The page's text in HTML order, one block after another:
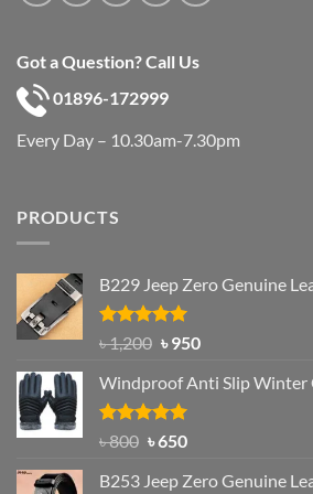
Got a Question? Call Us
01896-172999
Every Day – 10.30am-7.30pm
PRODUCTS
B229 Jeep Zero Genuine
Rated4.92
out of 5
৳1,200 Original
was:
৳ 1,200.
৳950Current
is:
Windproof Anti Slip Winter
Rated4.97
৳800 Original
was:
৳650Current
is:
B253 Jeep Zero Genuine